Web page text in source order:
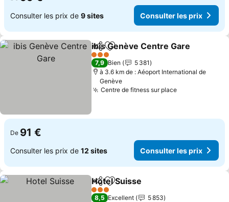
Consulter les prix de 9 sites Consulter les prix
PartagerAjouter à mes favoris
ibis Genève Centre Gare
3 Étoiles
7,9 Bien
5 381
à 3.6 km de : Aéoport International de
Genève
Centre de fitness sur place
De 91 €
Consulter les prix de 12 sites Consulter les prix
PartagerAjouter à mes favoris
Hotel Suisse
3 Étoiles
8,5 Excellent
5 853